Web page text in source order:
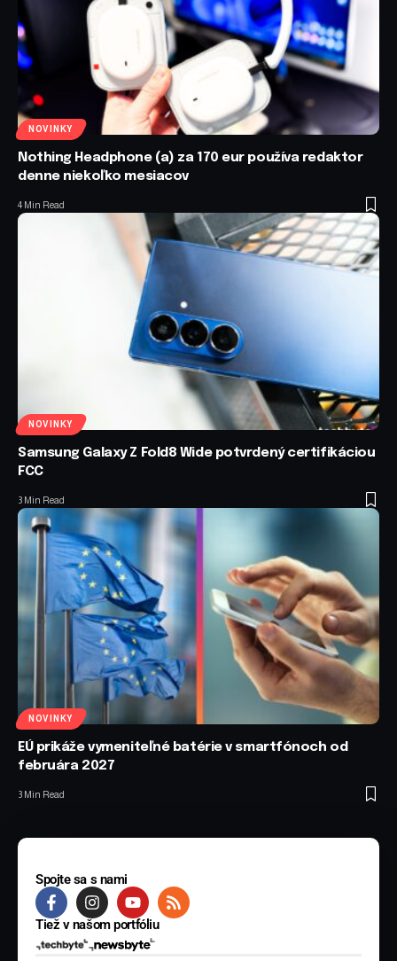
NOVINKY
Nothing Headphone (a) za 170 eur používa redaktor
denne niekoľko mesiacov
4 Min Read
NOVINKY
Samsung Galaxy Z Fold8 Wide potvrdený certifikáciou
FCC
3 Min Read
NOVINKY
EÚ prikáže vymeniteľné batérie v smartfónoch od
februára 2027
3 Min Read
Spojte sa s nami
Tiež v našom portfóliu